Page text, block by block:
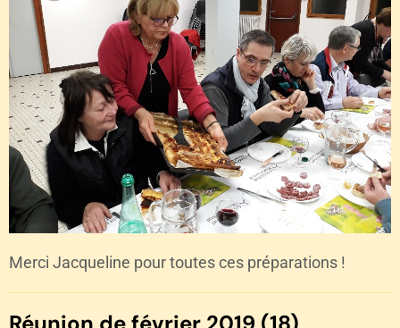
Merci Jacqueline pour toutes ces préparations !